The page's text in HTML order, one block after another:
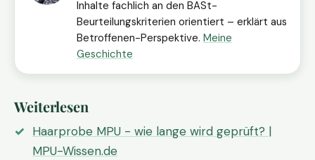
Inhalte fachlich an den BASt-
Beurteilungskriterien orientiert – erklärt aus
Betroffenen-Perspektive. Meine
Geschichte
Weiterlesen
Haarprobe MPU - wie lange wird geprüft? |
MPU-Wissen.de